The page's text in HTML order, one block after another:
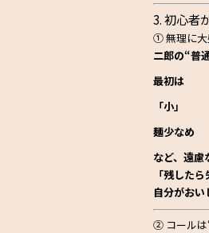
3. 初心者
① 無理に大
二郎の“普
最初は
「小」
麺少なめ
など、遠慮
「残した
自分がお
② コールは